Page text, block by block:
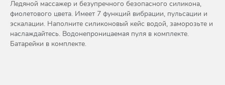
Ледяной массажер и безупречного безопасного силикона,
фиолетового цвета. Имеет 7 функций вибрации, пульсации и
эскалации. Наполните силиконовый кейс водой, заморозьте и
наслаждайтесь. Водонепроницаемая пуля в комплекте.
Батарейки в комплекте.